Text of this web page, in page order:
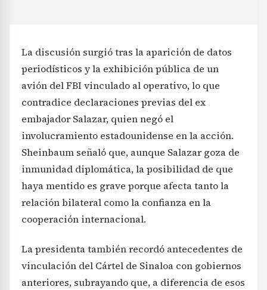
La discusión surgió tras la aparición de datos
periodísticos y la exhibición pública de un
avión del FBI vinculado al operativo, lo que
contradice declaraciones previas del ex
embajador Salazar, quien negó el
involucramiento estadounidense en la acción.
Sheinbaum señaló que, aunque Salazar goza de
inmunidad diplomática, la posibilidad de que
haya mentido es grave porque afecta tanto la
relación bilateral como la confianza en la
cooperación internacional.
La presidenta también recordó antecedentes de
vinculación del Cártel de Sinaloa con gobiernos
anteriores, subrayando que, a diferencia de esos